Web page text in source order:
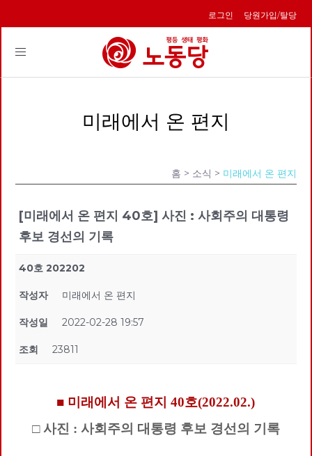
로그인 당원가입/탈당
Toggle
미래에서 온 편지
홈 > 소식 > 미래에서 온 편지
[미래에서 온 편지 40호] 사진 : 사회주의 대통령
후보 경선의 기록
40호 202202
작성자 미래에서 온 편지
작성일 2022-02-28 19:57
조회 23811
■ 미래에서 온 편지 40호(2022.02.)
□ 사진 : 사회주의 대통령 후보 경선의 기록